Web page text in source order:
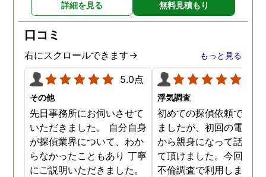
ていて、周りの人たちの
かげで夫と離婚ができそ
詳細を見る 無料見積もり
口コミ
右にスクロールできます→ もっと見る
5.0点
その他
先日事務所にお伺いさせて
いただきました。 自分自身
が探偵業界について、わか
らなかったこともあり 丁寧
にご説明いただきました。
浮気調査
初めての探偵依頼で緊張
ましたが、初回の電話相
から親身になって話を聞
て頂けました。今回、夫
不倫調査で利用しました